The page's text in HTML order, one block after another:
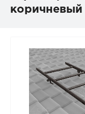
коричневый